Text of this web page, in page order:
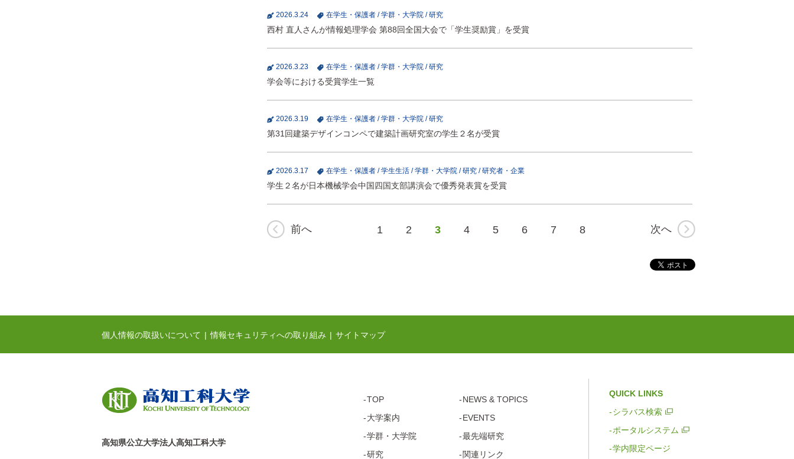
2026.3.24 在学生・保護者 /学群・大学院 /研究
西村 直人さんが情報処理学会 第88回全国大会で「学生奨励賞」を受賞
2026.3.23 在学生・保護者 /学群・大学院 /研究
学会等における受賞学生一覧
2026.3.19 在学生・保護者 /学群・大学院 /研究
第31回建築デザインコンペで建築計画研究室の学生２名が受賞
2026.3.17 在学生・保護者 /学生生活 /学群・大学院 /研究 /研究者・企業
学生２名が日本機械学会中国四国支部講演会で優秀発表賞を受賞
前へ 1 2 3 4 5 6 7 8 次へ
個人情報の取扱いについて 情報セキュリティへの取り組み サイトマップ
高知県公立大学法人高知工科大学
TOP
大学案内
学群・ 大学院
研究
NEWS & TOPICS
EVENTS
最先端研究
関連リンク
QUICK LINKS
シラバス検索
ポータルシステム
学内限定ページ